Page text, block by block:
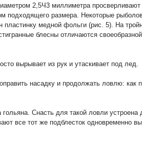
2,5Ч3 миллиметра просверливают
подходящего размера. Некоторые
пластинку медной фольги (рис. 5). На
блесны отличаются
вырывает из рук и утаскивает под лед.
насадку и продолжать ловлю: как
Снасть для такой ловли устроена
все тот же подблесток одновременно